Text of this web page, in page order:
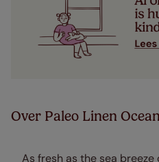
Over Paleo Linen
As fresh as the sea breeze